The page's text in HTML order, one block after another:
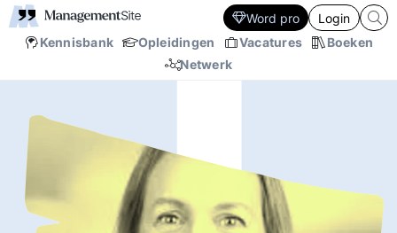
Kennisbank Opleidingen Vacatures
Boeken
Netwerk
Word pro Login